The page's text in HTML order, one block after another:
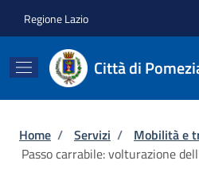
Regione Lazio
Città di
Briciole di pane
Home / Servizi / Mobilità e
Passo carrabile: volturazione